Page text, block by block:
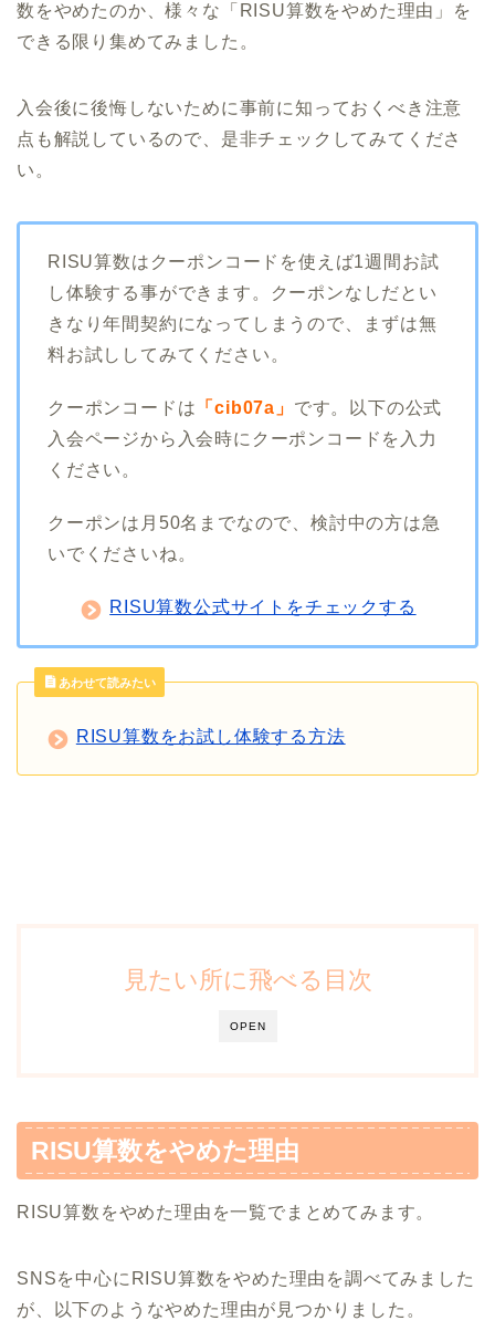
数をやめたのか、様々な「RISU算数をやめた理由」を
できる限り集めてみました。
入会後に後悔しないために事前に知っておくべき注意
点も解説しているので、是非チェックしてみてくださ
い。
RISU算数はクーポンコードを使えば1週間お試
し体験する事ができます。クーポンなしだとい
きなり年間契約になってしまうので、まずは無
料お試ししてみてください。
クーポンコードは 「cib07a」 です。以下の公式
入会ページから入会時にクーポンコードを入力
ください。
クーポンは月50名までなので、検討中の方は急
いでくださいね。
RISU算数公式サイトをチェックする
あわせて読みたい
RISU算数をお試し体験する方法
OPEN
見たい所に飛べる目次
RISU算数をやめた理由
RISU算数をやめた理由を一覧でまとめてみます。
SNSを中心にRISU算数をやめた理由を調べてみました
が、以下のようなやめた理由が見つかりました。